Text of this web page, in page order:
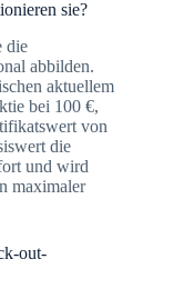
sie?
die
abbilden.
aktuellem
bei 100 €,
von
die
und wird
maximaler
out-